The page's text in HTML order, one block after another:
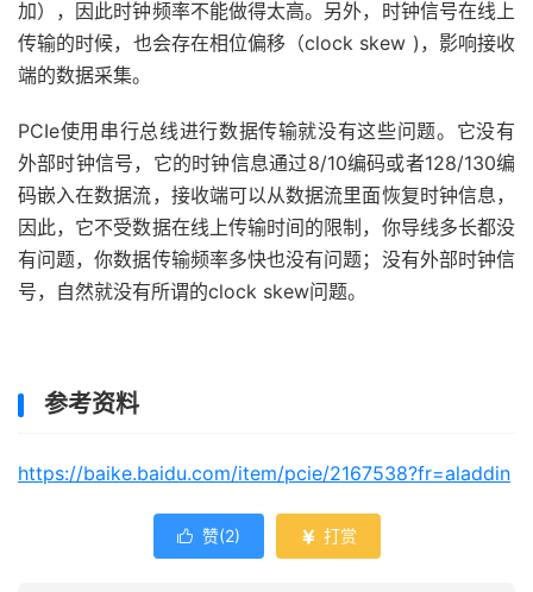
加），因此时钟频率不能做得太高。另外，时钟信号在线上
传输的时候，也会存在相位偏移（clock skew )，影响接收
端的数据采集。
PCIe使用串行总线进行数据传输就没有这些问题。它没有
外部时钟信号，它的时钟信息通过8/10编码或者128/130编
码嵌入在数据流，接收端可以从数据流里面恢复时钟信息，
因此，它不受数据在线上传输时间的限制，你导线多长都没
有问题，你数据传输频率多快也没有问题；没有外部时钟信
号，自然就没有所谓的clock skew问题。
参考资料
https://baike.baidu.com/item/pcie/2167538?fr=aladdin
 赞(2)  打赏